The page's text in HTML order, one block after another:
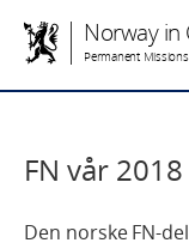
Norway in
Permanent
FN vår 2018
Den norske FN-